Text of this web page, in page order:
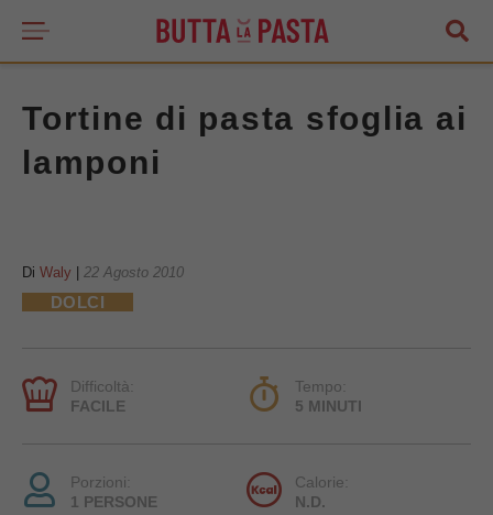
Tortine di pasta sfoglia ai
lamponi
Di Waly 22 Agosto 2010
DOLCI
Difficoltà:
FACILE
Tempo:
5 MINUTI
Porzioni:
1 PERSONE
Calorie:
N.D.